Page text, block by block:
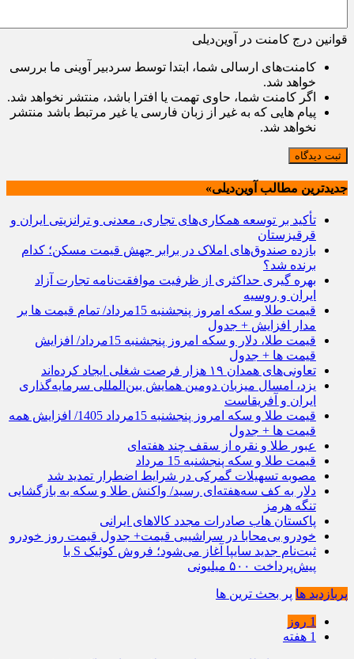
قوانین درج کامنت در آوین‌دیلی
کامنت‌های ارسالی شما، ابتدا توسط سردبیر آوینی ما بررسی
خواهد شد.
اگر کامنت شما، حاوی تهمت یا افترا باشد، منتشر نخواهد شد.
پیام هایی که به غیر از زبان فارسی یا غیر مرتبط باشد منتشر
نخواهد شد.
ثبت دیدگاه
جدیدترین مطالب آوین‌دیلی»
تأکید بر توسعه همکاری‌های تجاری، معدنی و ترانزیتی ایران و
قرقیزستان
بازده صندوق‌های املاک در برابر جهش قیمت مسکن؛ کدام
برنده شد؟
بهره گیری حداکثری از ظرفیت موافقت‌نامه تجارت آزاد
ایران و روسیه
قیمت طلا و سکه امروز پنجشنبه 15مرداد/ تمام قیمت ها بر
مدار افزایش + جدول
قیمت طلا، دلار و سکه امروز پنجشنبه 15مرداد/ افزایش
قیمت ها + جدول
تعاونی‌های همدان ۱۹ هزار فرصت شغلی ایجاد کرده‌اند
یزد، امسال میزبان دومین همایش بین‌المللی سرمایه‌گذاری
ایران و آفریقاست
قیمت طلا و سکه امروز پنجشنبه 15مرداد 1405/ افزایش همه
قیمت ها + جدول
عبور طلا و نقره از سقف چند هفته‌ای
قیمت طلا و سکه پنجشنبه 15 مرداد
مصوبه تسهیلات گمرکی در شرایط اضطرار تمدید شد
دلار به کف سه‌هفته‌ای رسید/ واکنش طلا و سکه به بازگشایی
تنگه هرمز
پاکستان هاب صادرات مجدد کالاهای ایرانی
خودرو بی‌محابا در سراشیبی قیمت+ جدول قیمت روز خودرو
ثبت‌نام جدید سایپا آغاز می‌شود؛ فروش کوئیک S با
پیش‌پرداخت ۵۰۰ میلیونی
پربازدید ها پر بحث ترین ها
1 روز
1 هفته